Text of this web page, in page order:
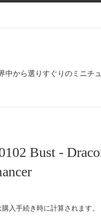
中から選りすぐりのミニチ
Bust -
購入手続き時に計算されます。